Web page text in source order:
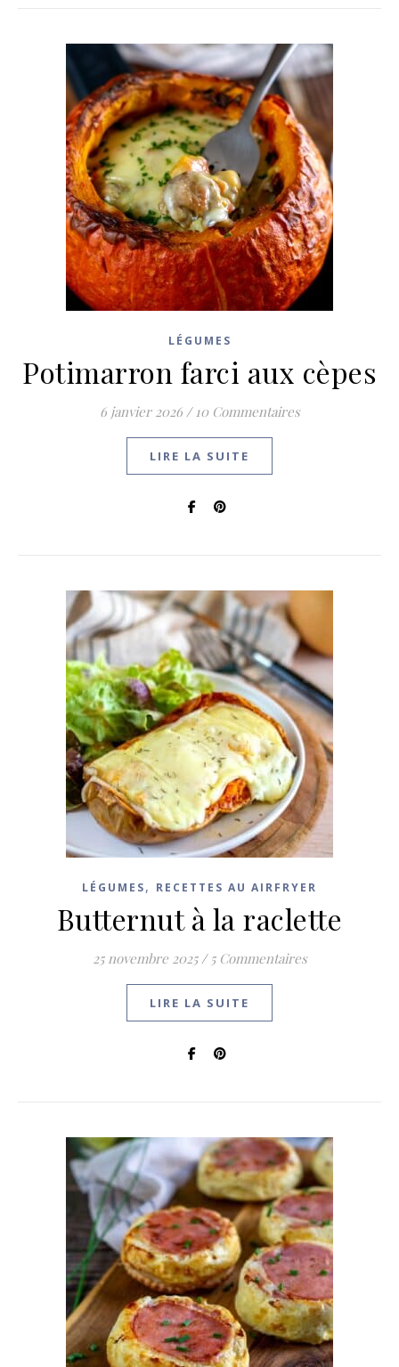
LÉGUMES
Potimarron farci aux cèpes
6 janvier 2026 / 10 Commentaires
LIRE LA SUITE
LÉGUMES, RECETTES AU AIRFRYER
Butternut à la raclette
25 novembre 2025 / 5 Commentaires
LIRE LA SUITE